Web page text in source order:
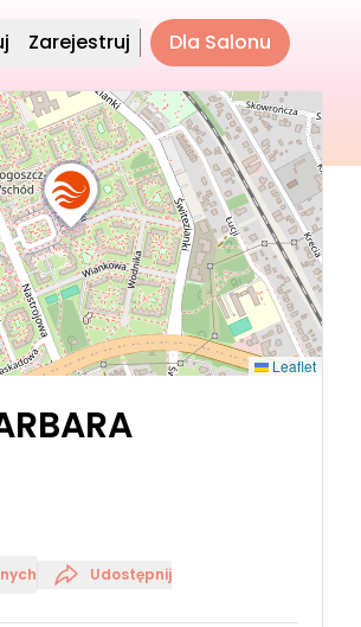
Zarejestruj Dla Salonu
Leaflet
Udostępnij